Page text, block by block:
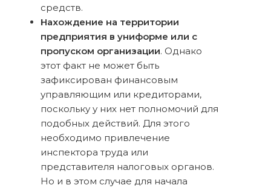
средств.
Нахождение на территории
предприятия в униформе или с
пропуском организации. Однако
этот факт не может быть
зафиксирован финансовым
управляющим или кредиторами,
поскольку у них нет полномочий для
подобных действий. Для этого
необходимо привлечение
инспектора труда или
представителя налоговых органов.
Но и в этом случае для начала